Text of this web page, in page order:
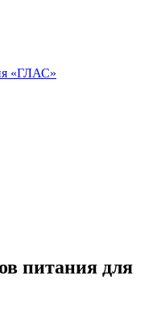
«ГЛАС»
питания для